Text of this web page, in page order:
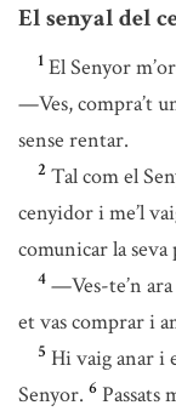
El senyal del
1 El Senyor
—Ves, compra’t
sense rentar.
2 Tal com el
cenyidor i me’l
comunicar la seva
4 —Ves-te’n
et vas comprar i
5 Hi vaig anar i
Senyor. 6 Passats